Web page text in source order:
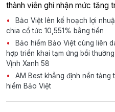
thành viên ghi nhận mức tăng
Bảo Việt lên kế hoạch lợi
chia cổ tức 10,551% bằng tiền
Bảo hiểm Bảo Việt cùng liên
hợp triển khai tạm ứng bồi
Vịnh Xanh 58
AM Best khẳng định nền
hiểm Bảo Việt